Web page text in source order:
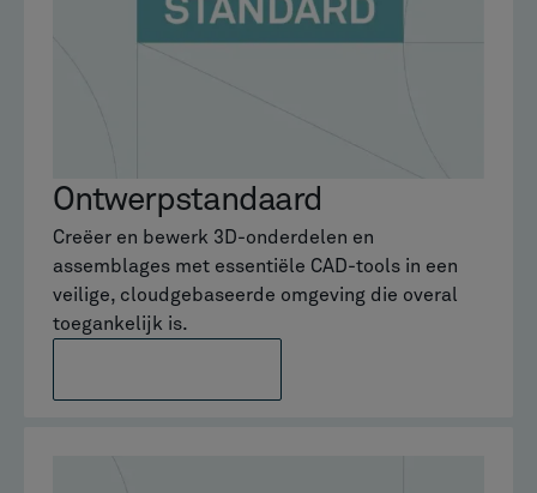
Ontwerpstandaard
Creëer en bewerk 3D-onderdelen en
assemblages met essentiële CAD-tools in een
veilige, cloudgebaseerde omgeving die overal
toegankelijk is.